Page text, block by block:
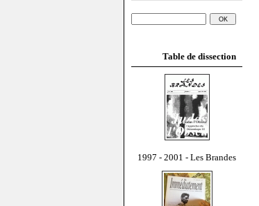
Table de dissection
1997 - 2001 - Les Brandes